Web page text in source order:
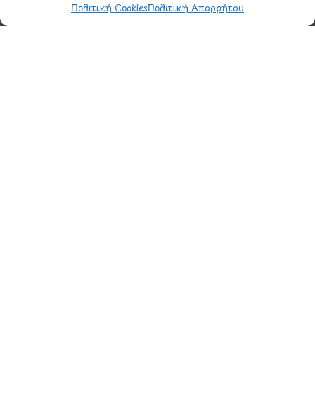
Πολιτική CookiesΠολιτική Απορρήτου
ΚαλάθιΣύγκριση
Ο Λογαριασμός μου